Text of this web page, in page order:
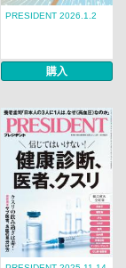
PRESIDENT 2026.1.2
購入